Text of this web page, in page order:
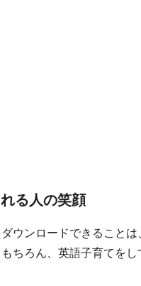
る人の笑顔
ウンロードできること
ちろん、英語子育てをし